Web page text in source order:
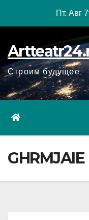
Пт. Авг
Строим будущее
GHRMJAIE